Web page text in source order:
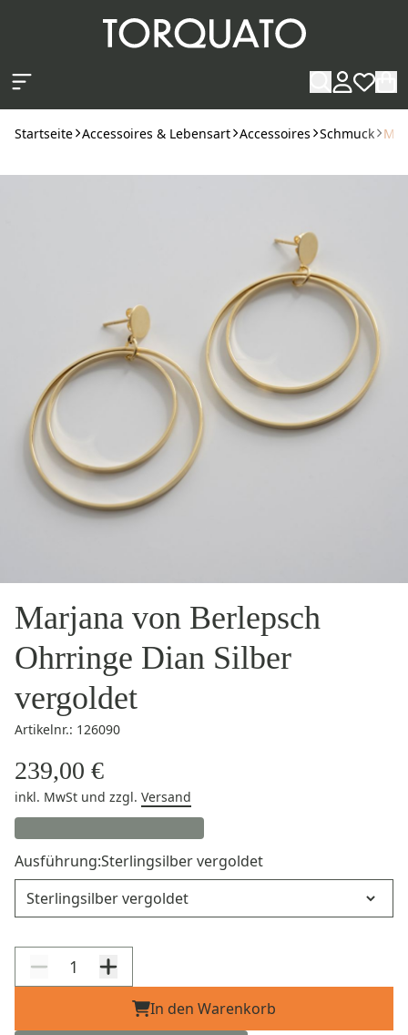
Startseite Accessoires & Lebensart Accessoires Schmuck
Marjana von Berlepsch
Ohrringe Dian Silber
vergoldet
Artikelnr.: 126090
239,00 €
inkl. MwSt und zzgl. Versand
Ausführung:Sterlingsilber vergoldet
In den Warenkorb